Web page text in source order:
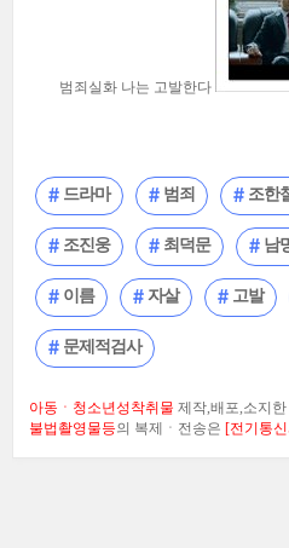
범죄실화 나는 고발한다
드라마 범죄 조한
조진웅 최덕문 남
이름 자살 고발
문제적검사
아동ㆍ청소년성착취물 제작,배포,소지한
불법촬영물등의 복제ㆍ전송은 [전기통